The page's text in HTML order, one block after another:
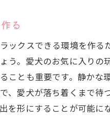
時間を気にしな
愛犬とオーナー
自然な表情を引
愛犬と一緒に作
セルフフォトス
る
ックスできる環境を作
う。愛犬のお気に入り
ことも重要です。静か
、愛犬が落ち着くまで
を形にすることが可能にな